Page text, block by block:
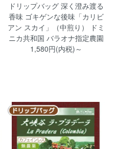
ドリップバッグ 深く澄み渡る
香味 ゴキゲンな後味「カリビ
アン スカイ」（中煎り） ドミ
ニカ共和国 バラオナ指定農園
1,580円(内税)～